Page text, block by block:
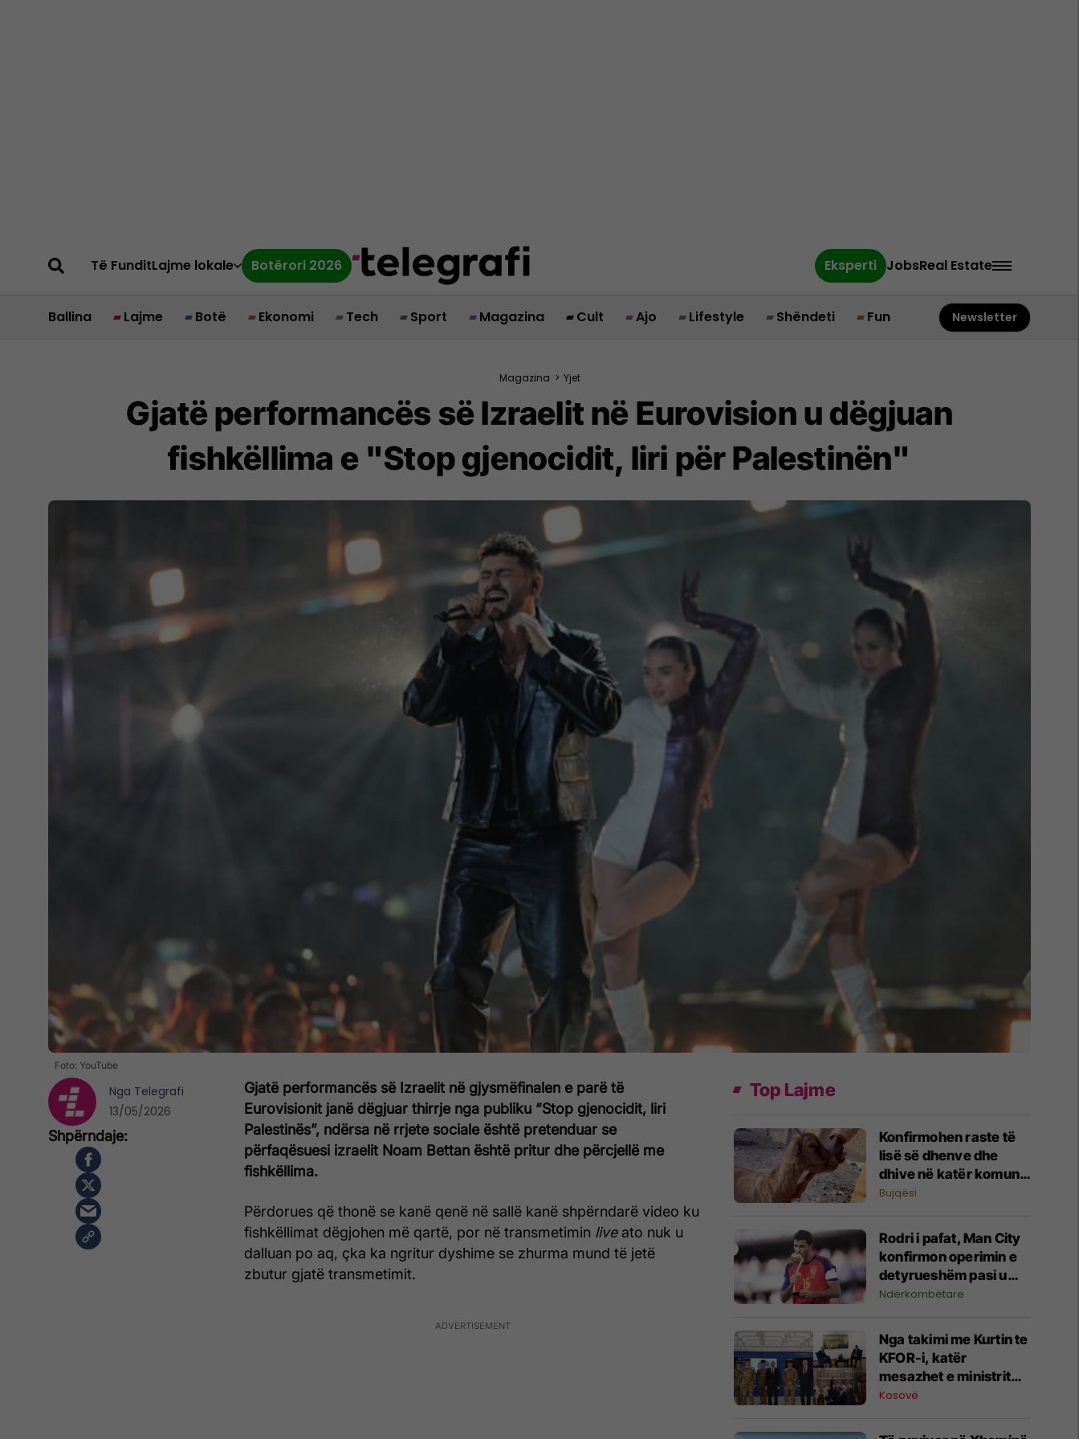
Të FunditLajme lokale Botërori 2026 Eksperti JobsReal Estate
Ballina Lajme Botë Ekonomi Tech Sport Magazina Cult Ajo Lifestyle Shëndeti Fun Newsletter
Magazina > Yjet
Gjatë performancës së Izraelit në Eurovision u dëgjuan
fishkëllima e "Stop gjenocidit, liri për Palestinën"
Foto: YouTube
Gjatë performancës së Izraelit në gjysmëfinalen e parë të
Eurovisionit janë dëgjuar thirrje nga publiku “Stop gjenocidit, liri
Palestinës”, ndërsa në rrjete sociale është pretenduar se
përfaqësuesi izraelit Noam Bettan është pritur dhe përcjellë me
fishkëllima.
Përdorues që thonë se kanë qenë në sallë kanë shpërndarë video ku
fishkëllimat dëgjohen më qartë, por në transmetimin liveato nuk u
dalluan po aq, çka ka ngritur dyshime se zhurma mund të jetë
zbutur gjatë transmetimit.
Nga Telegrafi
13/05/2026
Top Lajme
Konfirmohen raste të
lisë së dhenve dhe
dhive në katër komuna
- AUV me apel urgjent
Bujqësi
Rodri i pafat, Man City
konfirmon operimin e
detyrueshëm pasi u
zgjodh lojtari më i mirë
Ndërkombëtare
Nga takimi me Kurtin te
KFOR-i, katër
mesazhet e ministrit
francez nga vizita në
Kosovë